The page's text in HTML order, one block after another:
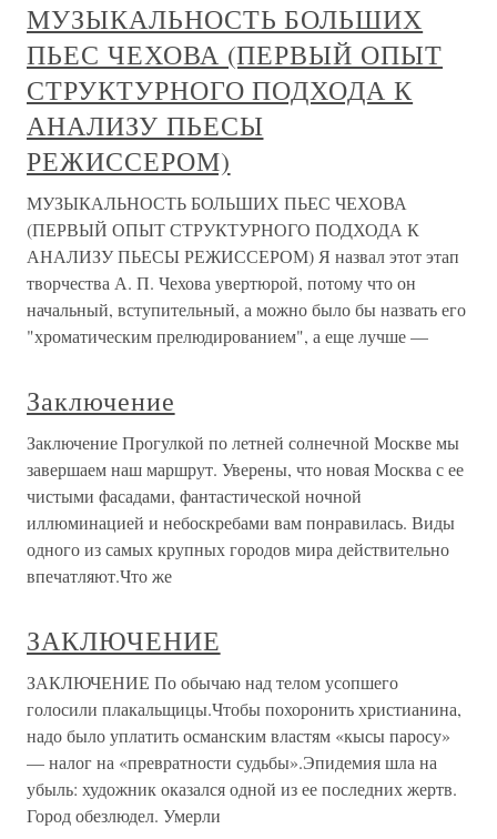
МУЗЫКАЛЬНОСТЬ БОЛЬШИХ
ПЬЕС ЧЕХОВА (ПЕРВЫЙ ОПЫТ
СТРУКТУРНОГО ПОДХОДА К
АНАЛИЗУ ПЬЕСЫ
РЕЖИССЕРОМ)
МУЗЫКАЛЬНОСТЬ БОЛЬШИХ ПЬЕС ЧЕХОВА
(ПЕРВЫЙ ОПЫТ СТРУКТУРНОГО ПОДХОДА К
АНАЛИЗУ ПЬЕСЫ РЕЖИССЕРОМ) Я назвал этот этап
творчества А. П. Чехова увертюрой, потому что он
начальный, вступительный, а можно было бы назвать его
"хроматическим прелюдированием", а еще лучше —
Заключение
Заключение Прогулкой по летней солнечной Москве мы
завершаем наш маршрут. Уверены, что новая Москва с ее
чистыми фасадами, фантастической ночной
иллюминацией и небоскребами вам понравилась. Виды
одного из самых крупных городов мира действительно
впечатляют.Что же
ЗАКЛЮЧЕНИЕ
ЗАКЛЮЧЕНИЕ По обычаю над телом усопшего
голосили плакальщицы.Чтобы похоронить христианина,
надо было уплатить османским властям «кысы паросу»
— налог на «превратности судьбы».Эпидемия шла на
убыль: художник оказался одной из ее последних жертв.
Город обезлюдел. Умерли